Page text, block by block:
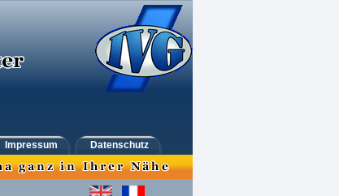
Impressum Datenschutz